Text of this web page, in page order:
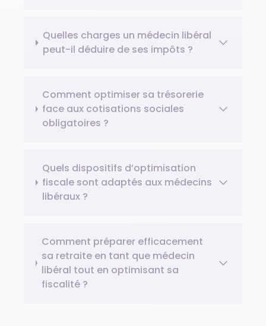
Quelles charges un médecin libéral
peut-il déduire de ses impôts ?
Comment optimiser sa trésorerie
face aux cotisations sociales
obligatoires ?
Quels dispositifs d’optimisation
fiscale sont adaptés aux médecins
libéraux ?
Comment préparer efficacement
sa retraite en tant que médecin
libéral tout en optimisant sa
fiscalité ?